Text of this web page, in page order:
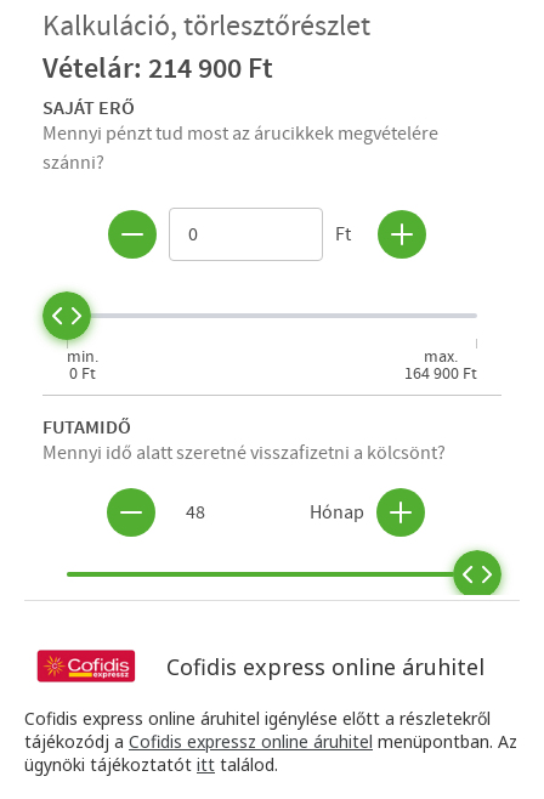
Cofidis express online áruhitel
Cofidis express online áruhitel igénylése előtt a részletekről
tájékozódj a Cofidis expressz online áruhitel menüpontban. Az
ügynöki tájékoztatót itt találod.